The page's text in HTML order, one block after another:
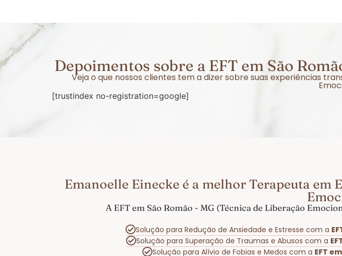
Depoimentos sobre a EFT em São
Veja o que nossos clientes tem a dizer sobre suas experiências
[trustindex no-registration=google]
Emanoelle Einecke é a melhor Terapeuta em
A EFT em São Romão - MG (Técnica de Liberação
Solução para Redução de Ansiedade e Estresse com a
Solução para Superação de Traumas e Abusos com a
Solução para Alívio de Fobias e Medos com a EFT